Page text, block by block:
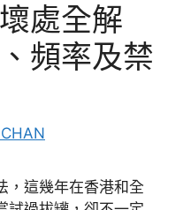
處全解
頻率及禁
，這幾年在香港和全